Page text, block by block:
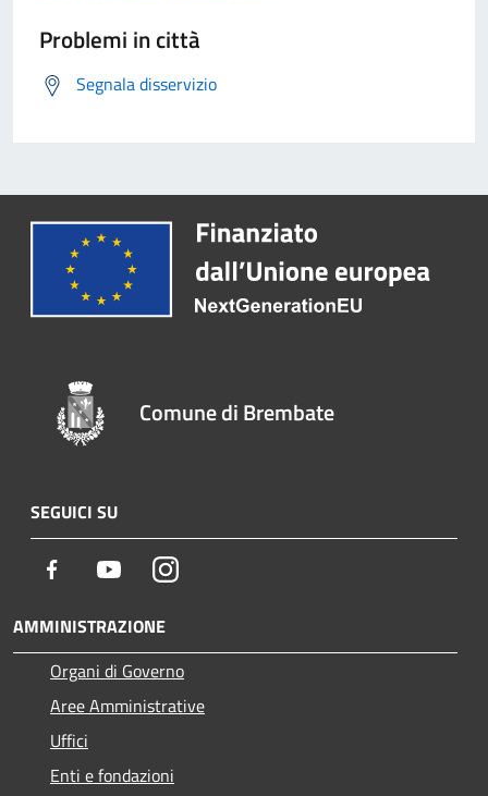
Problemi in città
Segnala disservizio
Comune di Brembate
SEGUICI SU
Facebook YoutubeInstagram
AMMINISTRAZIONE
Organi di Governo
Aree Amministrative
Uffici
Enti e fondazioni